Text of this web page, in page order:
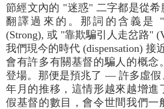
節經文內的 "迷惑" 二字都是從希
翻譯過來的。那詞的含義
(Strong), 或 "靠欺騙引人走岔路"
我們現今的時代 (dispensation) 接
會有許多有關基督的騙人的概念
登場。那便是預兆了 — 許多虛假
年月的推移，這情形越來越增進
假基督的數目，會令世間我們一